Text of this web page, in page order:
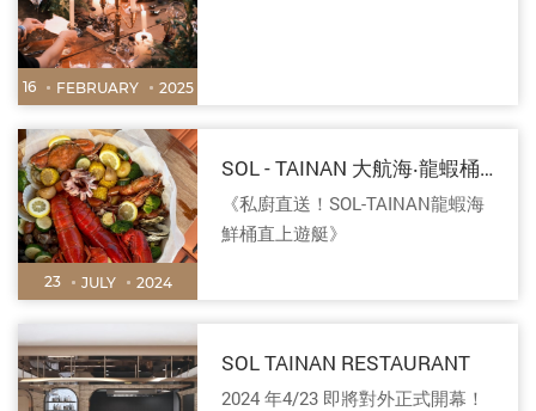
16 FEBRUARY 2025
23 JULY 2024
SOL - TAINAN 大航海‧龍蝦桶即日起開賣！
《私廚直送！SOL-TAINAN龍蝦海
鮮桶直上遊艇》
SOL TAINAN RESTAURANT
2024 年4/23 即將對外正式開幕！